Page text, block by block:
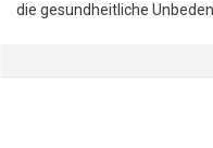
die gesundheitliche